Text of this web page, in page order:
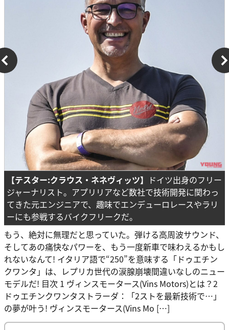
【テスター:クラウス・ネネヴィッツ】 ドイツ出身のフリー
ジャーナリスト。アプリリアなど数社で技術開発に関わっ
てきた元エンジニアで、趣味でエンデューロレースやラリ
ーにも参戦するバイクフリークだ。
もう、絶対に無理だと思っていた。弾ける高周波サウンド、
そしてあの痛快なパワーを、もう一度新車で味わえるかもし
れないなんて! イタリア語で“250”を意味する「ドゥエチン
クワンタ」は、レプリカ世代の涙腺崩壊間違いなしのニュー
モデルだ! 目次 1 ヴィンスモータース(Vins Motors)とは？2
ドゥエチンクワンタストラーダ：「2ストを最新技術で…」
の夢が叶う! ヴィンスモータース(Vins Mo […]